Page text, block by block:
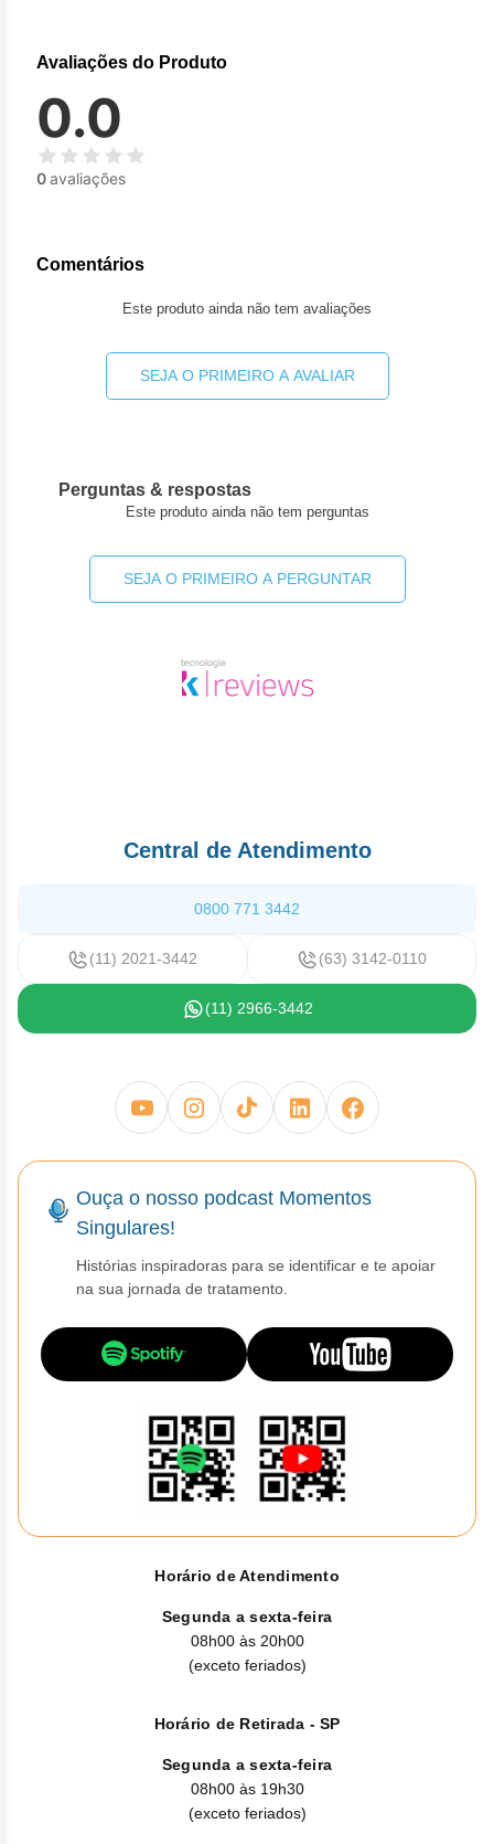
Avaliações do Produto
0.0
0avaliações
Comentários
Este produto ainda não tem avaliações
SEJA O PRIMEIRO A AVALIAR
Perguntas & respostas
Este produto ainda não tem perguntas
SEJA O PRIMEIRO A PERGUNTAR
Central de Atendimento
0800 771 3442
(11) 2021-3442 (63) 3142-0110
(11) 2966-3442
Ouça o nosso podcast Momentos
Singulares!
Histórias inspiradoras para se identificar e te apoiar
na sua jornada de tratamento.
Horário de Atendimento
Segunda a sexta-feira
08h00 às 20h00
(exceto feriados)
Horário de Retirada - SP
Segunda a sexta-feira
08h00 às 19h30
(exceto feriados)